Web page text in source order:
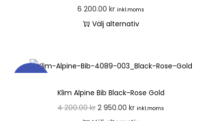
6 200.00kr inkl.moms
Välj alternativ
Klim Alpine Bib Black-Rose Gold
4 200.00kr 2 950.00kr inkl.moms